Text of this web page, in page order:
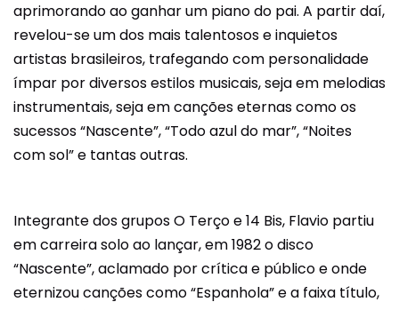
aprimorando ao ganhar um piano do pai. A partir daí,
revelou-se um dos mais talentosos e inquietos
artistas brasileiros, trafegando com personalidade
ímpar por diversos estilos musicais, seja em melodias
instrumentais, seja em canções eternas como os
sucessos “Nascente”, “Todo azul do mar”, “Noites
com sol” e tantas outras.
Integrante dos grupos O Terço e 14 Bis, Flavio partiu
em carreira solo ao lançar, em 1982 o disco
“Nascente”, aclamado por crítica e público e onde
eternizou canções como “Espanhola” e a faixa título,